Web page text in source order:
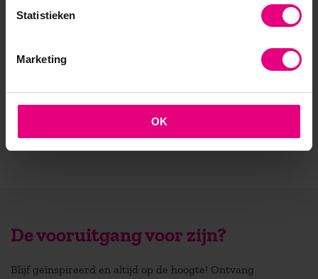
Statistieken
Marketing
OK
- Faculteit overstijgend
De vooruitgang voor zijn?
Blijf geïnspireerd en altijd op de hoogte! Ontvang